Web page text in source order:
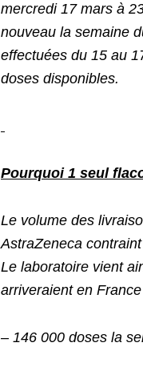
mercredi 17 mars à
nouveau la semaine
effectuées du 15 au
doses disponibles.
Pourquoi 1 seul
Le volume des
AstraZeneca
Le laboratoire vient
arriveraient en
– 146 000 doses la